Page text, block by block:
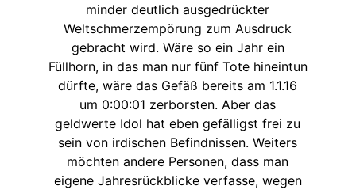
minder deutlich ausgedrückter
Weltschmerzempörung zum Ausdruck
gebracht wird. Wäre so ein Jahr ein
Füllhorn, in das man nur fünf Tote hineintun
dürfte, wäre das Gefäß bereits am 1.1.16
um 0:00:01 zerborsten. Aber das
geldwerte Idol hat eben gefälligst frei zu
sein von irdischen Befindnissen. Weiters
möchten andere Personen, dass man
eigene Jahresrückblicke verfasse, wegen